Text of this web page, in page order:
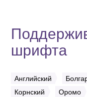
шрифта
Английский
Корнский
Оромо